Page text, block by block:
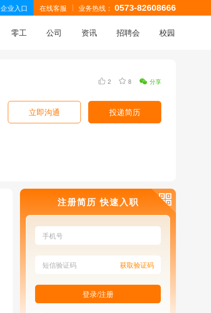
在线客服 业务热线： 0573-82608666
企业入口
零工 公司 资讯 招聘会 校园
分享
8
2
投递简历
立即沟通
注册简历 快速入职